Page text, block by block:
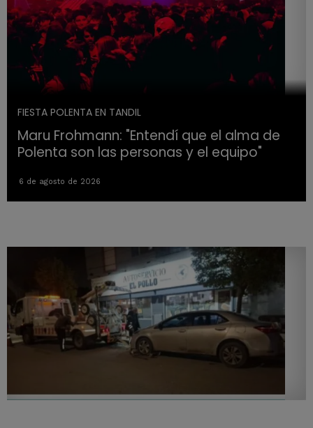
FIESTA POLENTA EN TANDIL
Maru Frohmann: "Entendí que el alma de
Polenta son las personas y el equipo"
6 de agosto de 2026